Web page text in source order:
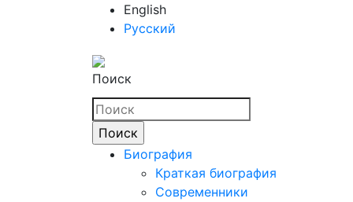
English
Русский
Поиск
Биография
Краткая биография
Современники